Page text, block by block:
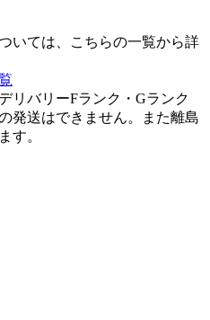
いては、こちらの一覧から詳
リバリーFランク・Gランク
発送はできません。また離島
す。